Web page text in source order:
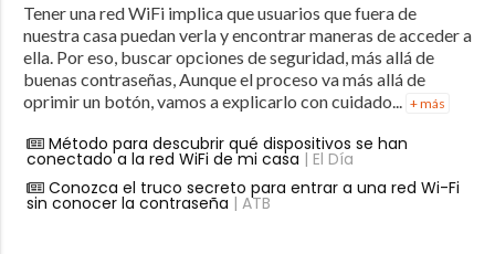
Tener una red WiFi implica que usuarios que fuera de
nuestra casa puedan verla y encontrar maneras de acceder a
ella. Por eso, buscar opciones de seguridad, más allá de
buenas contraseñas, Aunque el proceso va más allá de
oprimir un botón, vamos a explicarlo con cuidado... + más
Método para descubrir qué dispositivos se han
conectado a la red WiFi de mi casa | El Día
Conozca el truco secreto para entrar a una red Wi-Fi
sin conocer la contraseña | ATB